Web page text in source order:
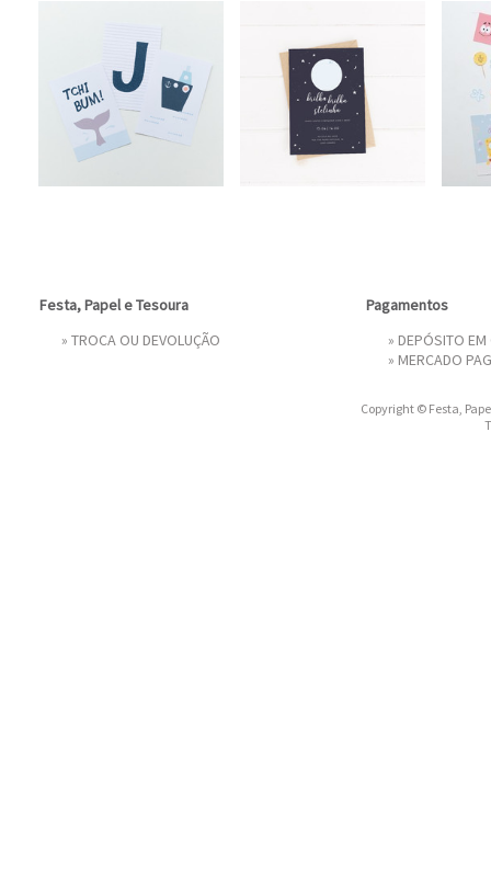
Festa, Papel e Tesoura
» TROCA OU DEVOLUÇÃO
Pagamentos
» DEPÓSITO EM
» MERCADO
Copyright © Festa,